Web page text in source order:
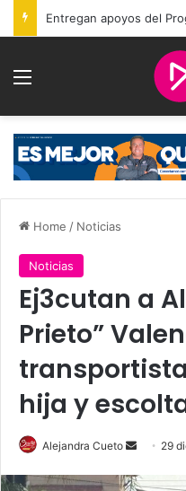
Menu
Home / Noticias
Noticias
Ej3cutan a
Prieto”
hija y
Alejandra Cueto
Send
email
29